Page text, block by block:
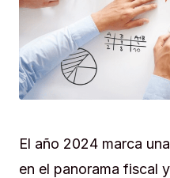
El año 2024 marca
en el panorama fiscal